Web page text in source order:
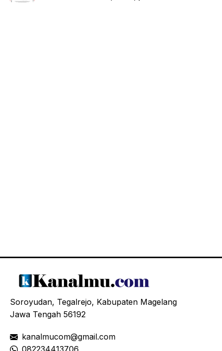
Soroyudan, Tegalrejo, Kabupaten Magelang
Jawa Tengah 56192
kanalmucom@gmail.com